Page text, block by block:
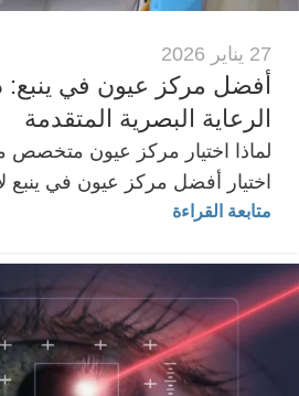
27 يناير 2026
أفضل مركز عيون في ينبع:
الرعاية البصرية المتقدمة
لماذا اختيار مركز عيون متخصص
اختيار أفضل مركز عيون في
متابعة القراءة